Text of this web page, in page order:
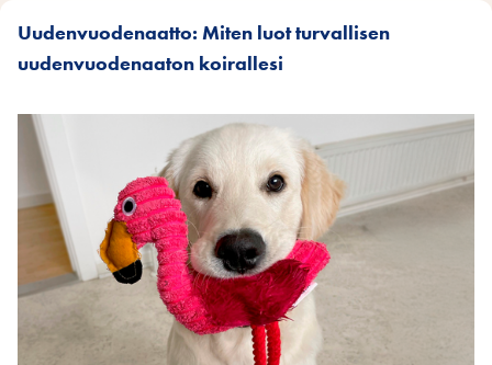
Uudenvuodenaatto: Miten luot turvallisen
uudenvuodenaaton koirallesi